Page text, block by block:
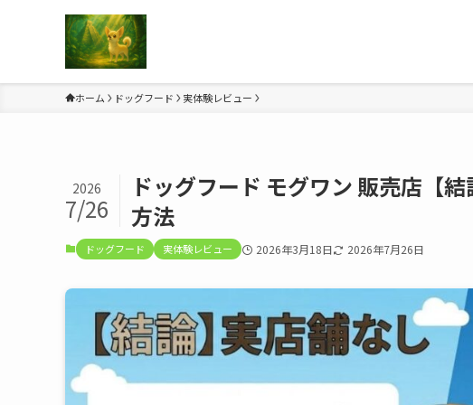
ホーム ドッグフード 実体験レビュー
ドッグフード モグワン 販売店【
方法
2026
7/26
ドッグフード 実体験レビュー 2026年3月18日 2026年7月26日